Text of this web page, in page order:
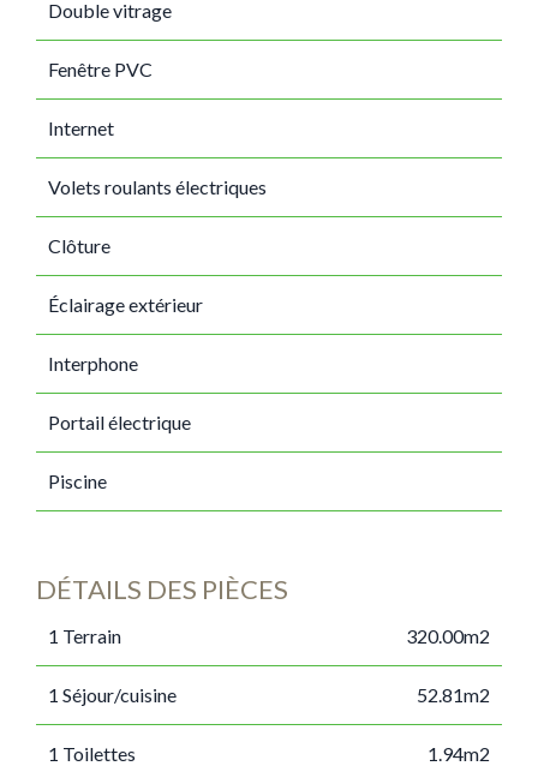
Double vitrage
Fenêtre PVC
Internet
Volets roulants électriques
Clôture
Éclairage extérieur
Interphone
Portail électrique
Piscine
DÉTAILS DES PIÈCES
1 Terrain 320.00m2
1 Séjour/cuisine 52.81m2
1 Toilettes 1.94m2